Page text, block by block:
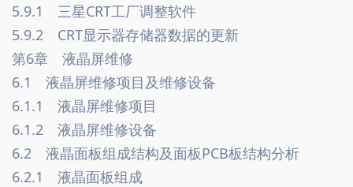
5.9.1　三星CRT工厂调整软件
5.9.2　CRT显示器存储器数据的更新
第6章　液晶屏维修
6.1　液晶屏维修项目及维修设备
6.1.1　液晶屏维修项目
6.1.2　液晶屏维修设备
6.2　液晶面板组成结构及面板PCB板结构分析
6.2.1　液晶面板组成